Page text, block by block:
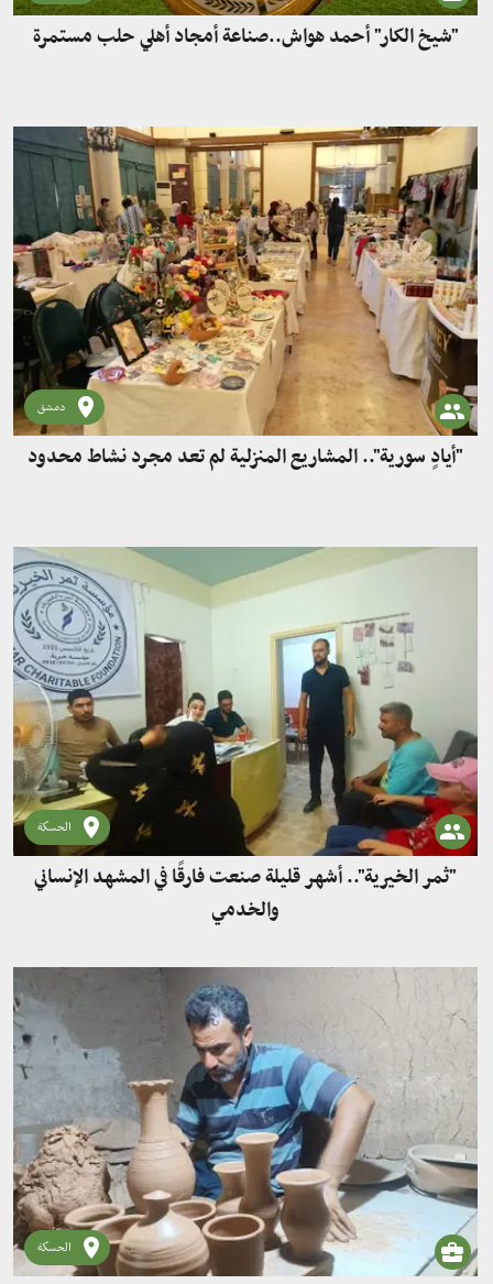
"شيخ الكار" أحمد هواش..صناعة أمجاد أهلي حلب مستمرة
دمشق
"أيادٍ سورية".. المشاريع المنزلية لم تعد مجرد نشاط محدود
الحسكة
"ثمر الخيرية".. أشهر قليلة صنعت فارقًا في المشهد الإنساني
والخدمي
الحسكة